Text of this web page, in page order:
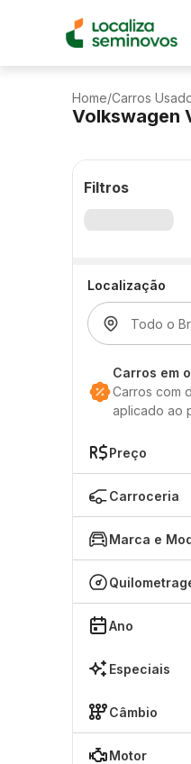
Home/Carros
Volkswagen
Filtros
Localização
Carros em
Carros com
aplicado ao
Preço
Carroceria
Marca e
Ano
Especiais
Câmbio
Motor